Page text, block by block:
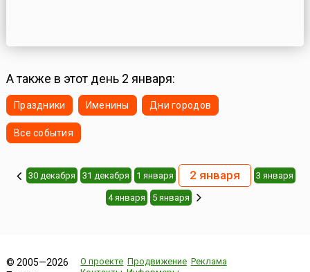
А также в этот день 2 января:
Праздники Именины Дни городов
Все события
30 декабря 31 декабря 1 января 2 января 3 января
4 января 5 января
© 2005—2026
О проекте Продвижение Реклама